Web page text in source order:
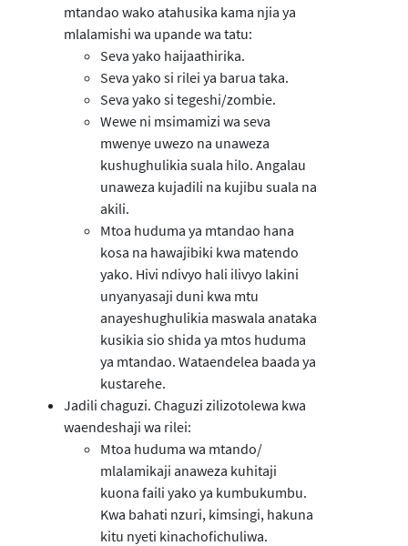
mtandao wako atahusika kama njia ya
mlalamishi wa upande wa tatu:
Seva yako haijaathirika.
Seva yako si rilei ya barua taka.
Seva yako si tegeshi/zombie.
Wewe ni msimamizi wa seva
mwenye uwezo na unaweza
kushughulikia suala hilo. Angalau
unaweza kujadili na kujibu suala na
akili.
Mtoa huduma ya mtandao hana
kosa na hawajibiki kwa matendo
yako. Hivi ndivyo hali ilivyo lakini
unyanyasaji duni kwa mtu
anayeshughulikia maswala anataka
kusikia sio shida ya mtos huduma
ya mtandao. Wataendelea baada ya
kustarehe.
Jadili chaguzi. Chaguzi zilizotolewa kwa
waendeshaji wa rilei:
Mtoa huduma wa mtando/
mlalamikaji anaweza kuhitaji
kuona faili yako ya kumbukumbu.
Kwa bahati nzuri, kimsingi, hakuna
kitu nyeti kinachofichuliwa.